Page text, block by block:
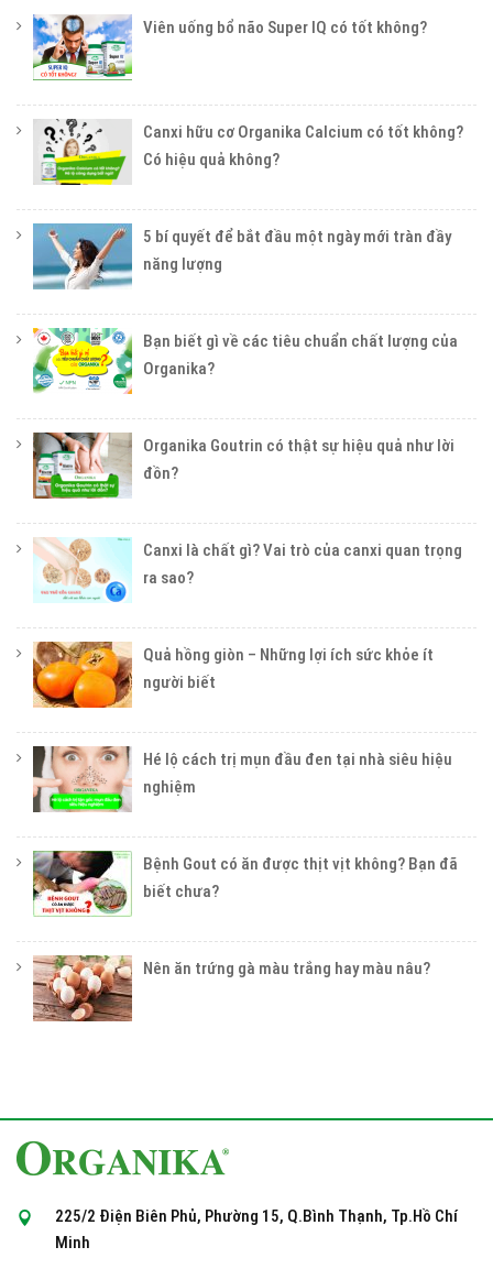
Viên uống bổ não Super IQ có tốt không?
Canxi hữu cơ Organika Calcium có tốt không?
Có hiệu quả không?
5 bí quyết để bắt đầu một ngày mới tràn đầy
năng lượng
Bạn biết gì về các tiêu chuẩn chất lượng của
Organika?
Organika Goutrin có thật sự hiệu quả như lời
đồn?
Canxi là chất gì? Vai trò của canxi quan trọng
ra sao?
Quả hồng giòn – Những lợi ích sức khỏe ít
người biết
Hé lộ cách trị mụn đầu đen tại nhà siêu hiệu
nghiệm
Bệnh Gout có ăn được thịt vịt không? Bạn đã
biết chưa?
Nên ăn trứng gà màu trắng hay màu nâu?
225/2 Điện Biên Phủ, Phường 15, Q.Bình Thạnh, Tp.Hồ Chí
Minh